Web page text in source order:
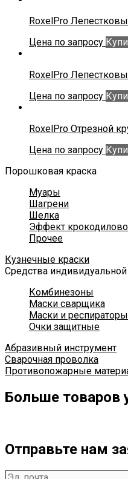
RoxelPro
Цена по запросу
RoxelPro
Цена по запросу
RoxelPro Отрезной
Цена по запросу
Порошковая краска
Муары
Шагрени
Шелка
Эффект
Прочее
Кузнечные краски
Средства
Комбинезоны
Маски сварщика
Маски и респираторы
Очки защитные
Абразивный инструмент
Сварочная проволка
Противопожарные
Больше товаров
Отправьте нам